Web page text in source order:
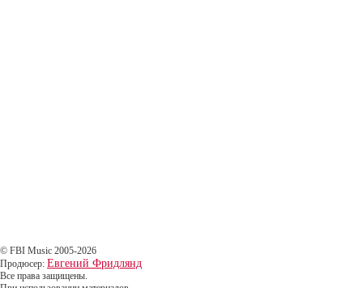
© FBI Music 2005-2026
Продюсер: Евгений Фридлянд
Все права защищены.